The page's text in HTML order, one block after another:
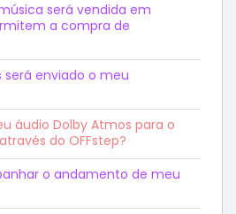
será vendida em
a compra de
será enviado o meu
áudio Dolby Atmos para o
do OFFstep?
o andamento de meu